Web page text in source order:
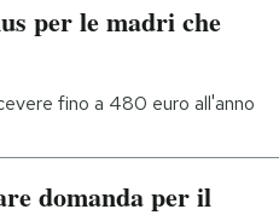
per le madri che
fino a 480 euro all'anno
domanda per il